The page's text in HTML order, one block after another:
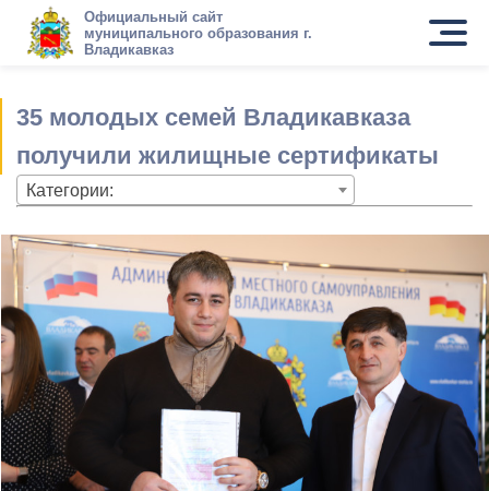
Официальный сайт
муниципального образования г.
Владикавказ
35 молодых семей Владикавказа
получили жилищные сертификаты
Категории: